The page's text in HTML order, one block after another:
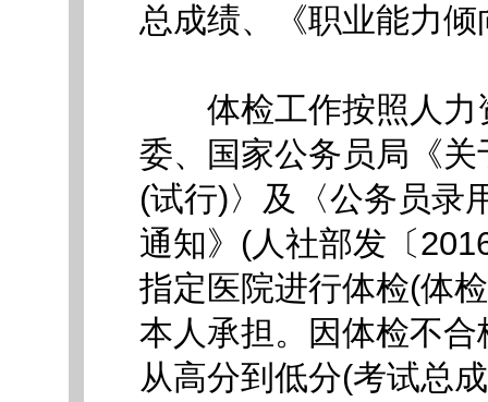
总成绩、《职业能力
体检工作按照人力
委、国家公务员局《
(试行)〉及〈公务员录
通知》(人社部发〔
指定医院进行体检(体
本人承担。因体检不
从高分到低分(考试总